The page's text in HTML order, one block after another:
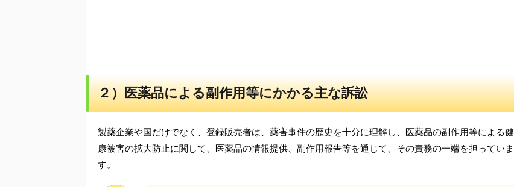
２）医薬品による副作用等にかかる主な訴訟
製薬企業や国だけでなく、登録販売者は、薬害事件の歴史を十分に理解し、医薬品の副作用等による健
康被害の拡大防止に関して、医薬品の情報提供、副作用報告等を通じて、その責務の一端を担っていま
す。